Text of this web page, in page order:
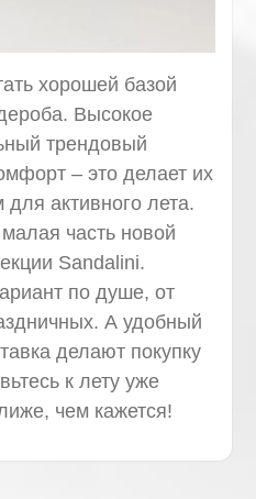
хорошей базой
Высокое
трендовый
– это делает их
активного лета.
часть новой
Sandalini.
по душе, от
А удобный
делают покупку
к лету уже
чем кажется!